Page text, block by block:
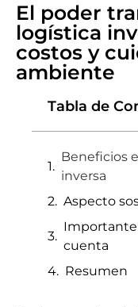
El poder
logística
costos y
ambiente
Tabla de
Beneficios
inversa
Aspecto
cuenta
Resumen